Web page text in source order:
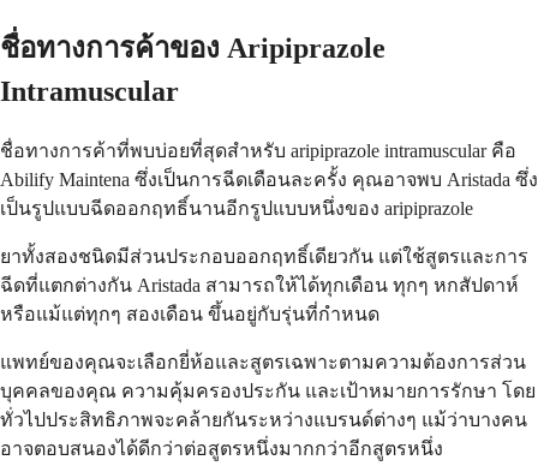
ชื่อทางการค้าของ Aripiprazole
Intramuscular
ชื่อทางการค้าที่พบบ่อยที่สุดสำหรับ aripiprazole intramuscular คือ
Abilify Maintena ซึ่งเป็นการฉีดเดือนละครั้ง คุณอาจพบ Aristada ซึ่ง
เป็นรูปแบบฉีดออกฤทธิ์นานอีกรูปแบบหนึ่งของ aripiprazole
ยาทั้งสองชนิดมีส่วนประกอบออกฤทธิ์เดียวกัน แต่ใช้สูตรและการ
ฉีดที่แตกต่างกัน Aristada สามารถให้ได้ทุกเดือน ทุกๆ หกสัปดาห์
หรือแม้แต่ทุกๆ สองเดือน ขึ้นอยู่กับรุ่นที่กำหนด
แพทย์ของคุณจะเลือกยี่ห้อและสูตรเฉพาะตามความต้องการส่วน
บุคคลของคุณ ความคุ้มครองประกัน และเป้าหมายการรักษา โดย
ทั่วไปประสิทธิภาพจะคล้ายกันระหว่างแบรนด์ต่างๆ แม้ว่าบางคน
อาจตอบสนองได้ดีกว่าต่อสูตรหนึ่งมากกว่าอีกสูตรหนึ่ง